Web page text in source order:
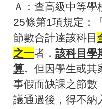
Ａ：查高級中等
25條第1項規定：
節數合計達該科目
之一者， 該科目學
算。但因學生或其
事假而缺課之節數
議通過後，得不納